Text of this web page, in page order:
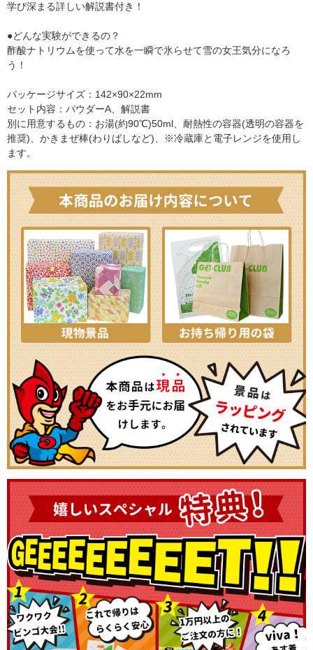
学び深まる詳しい解説書付き！
●どんな実験ができるの？
酢酸ナトリウムを使って水を一瞬で氷らせて雪の女王気分になろ
う！
パッケージサイズ：142×90×22mm
セット内容：パウダーA、解説書
別に用意するもの：お湯(約90℃)50ml、耐熱性の容器(透明の容器を
推奨)、かきまぜ棒(わりばしなど)、※冷蔵庫と電子レンジを使用し
ます。